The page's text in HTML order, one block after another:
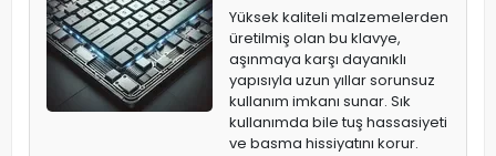
Yüksek kaliteli malzemelerden
üretilmiş olan bu klavye,
aşınmaya karşı dayanıklı
yapısıyla uzun yıllar sorunsuz
kullanım imkanı sunar. Sık
kullanımda bile tuş hassasiyeti
ve basma hissiyatını korur.